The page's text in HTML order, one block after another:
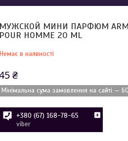
МУЖСКОЙ МИНИ ПАРФЮМ
POUR HOMME 20 ML
Немає в наявності
₴
Мінімальна сума замовлення на сайті —
+380 (67) 168-78-65
viber